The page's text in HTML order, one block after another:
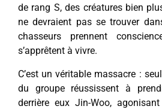
de rang S, des créatures bien
ne devraient pas se trouver
chasseurs prennent
s’apprêtent à vivre.
C’est un véritable massacre :
du groupe réussissent à
derrière eux Jin-Woo,